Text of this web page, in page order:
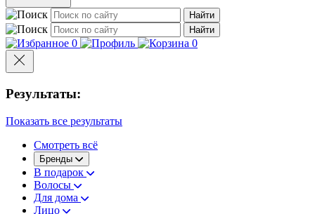
Найти
Найти
0 0
Результаты:
Показать все результаты
Смотреть всё
Бренды
В подарок
Волосы
Для дома
Лицо